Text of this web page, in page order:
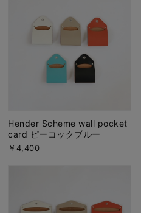
Hender Scheme wall pocket
card ピーコックブルー
￥4,400